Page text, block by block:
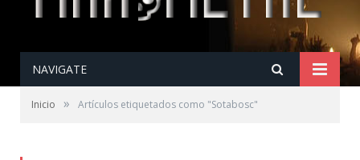
NAVIGATE
Inicio » Artículos etiquetados como "Sotabosc"